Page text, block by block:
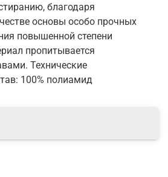
благодаря
основы особо прочных
повышенной степени
пропитывается
Технические
100% полиамид